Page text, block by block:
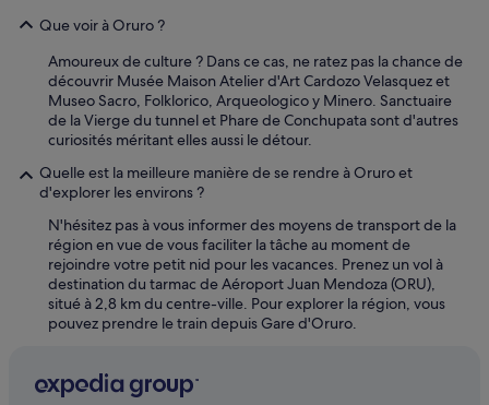
Que voir à Oruro ?
Amoureux de culture ? Dans ce cas, ne ratez pas la chance de
découvrir Musée Maison Atelier d'Art Cardozo Velasquez et
Museo Sacro, Folklorico, Arqueologico y Minero. Sanctuaire
de la Vierge du tunnel et Phare de Conchupata sont d'autres
curiosités méritant elles aussi le détour.
Quelle est la meilleure manière de se rendre à Oruro et
d'explorer les environs ?
N'hésitez pas à vous informer des moyens de transport de la
région en vue de vous faciliter la tâche au moment de
rejoindre votre petit nid pour les vacances. Prenez un vol à
destination du tarmac de Aéroport Juan Mendoza (ORU),
situé à 2,8 km du centre-ville. Pour explorer la région, vous
pouvez prendre le train depuis Gare d'Oruro.